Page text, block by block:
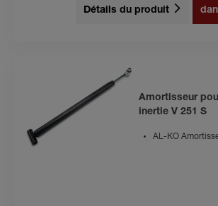
Détails du produit
Amortisseur
inertie V 251 S
AL-KO